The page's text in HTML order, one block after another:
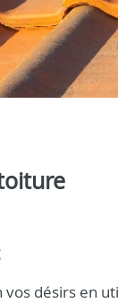
désirs en